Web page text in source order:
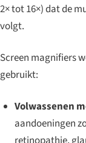
2× tot 16×) dat de
volgt.
Screen magnifiers
gebruikt:
Volwassenen
aandoeningen